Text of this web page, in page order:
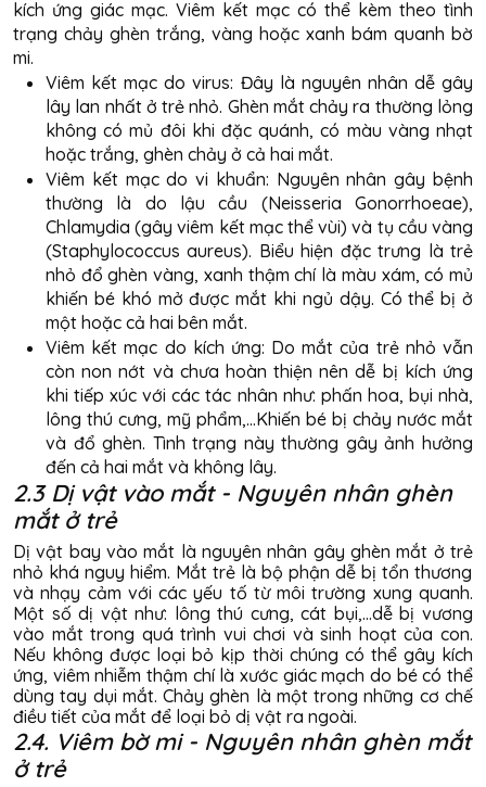
kích ứng giác mạc. Viêm kết mạc có thể kèm theo tình
trạng chảy ghèn trắng, vàng hoặc xanh bám quanh bờ
mi.
Viêm kết mạc do virus: Đây là nguyên nhân dễ gây
lây lan nhất ở trẻ nhỏ. Ghèn mắt chảy ra thường lỏng
không có mủ đôi khi đặc quánh, có màu vàng nhạt
hoặc trắng, ghèn chảy ở cả hai mắt.
Viêm kết mạc do vi khuẩn: Nguyên nhân gây bệnh
thường là do lậu cầu (NeisseriaGonorrhoeae),
Chlamydia (gây viêm kết mạc thể vùi) và tụ cầu vàng
(Staphylococcus aureus). Biểu hiện đặc trưng là trẻ
nhỏ đổ ghèn vàng, xanh thậm chí là màu xám, có mủ
khiến bé khó mở được mắt khi ngủ dậy. Có thể bị ở
một hoặc cả hai bên mắt.
Viêm kết mạc do kích ứng: Do mắt của trẻ nhỏ vẫn
còn non nớt và chưa hoàn thiện nên dễ bị kích ứng
khi tiếp xúc với các tác nhân như: phấn hoa, bụi nhà,
lông thú cưng, mỹ phẩm,...Khiến bé bị chảy nước mắt
và đổ ghèn. Tình trạng này thường gây ảnh hưởng
đến cả hai mắt và không lây.
2.3 Dị vật vào mắt - Nguyên nhân ghèn
mắt ở trẻ
Dị vật bay vào mắt là nguyên nhân gây ghèn mắt ở trẻ
nhỏ khá nguy hiểm. Mắt trẻ là bộ phận dễ bị tổn thương
và nhạy cảm với các yếu tố từ môi trường xung quanh.
Một số dị vật như: lông thú cưng, cát bụi,...dễ bị vương
vào mắt trong quá trình vui chơi và sinh hoạt của con.
Nếu không được loại bỏ kịp thời chúng có thể gây kích
ứng, viêm nhiễm thậm chí là xước giác mạch do bé có thể
dùng tay dụi mắt. Chảy ghèn là một trong những cơ chế
điều tiết của mắt để loại bỏ dị vật ra ngoài.
2.4. Viêm bờ mi - Nguyên nhân ghèn mắt
ở trẻ